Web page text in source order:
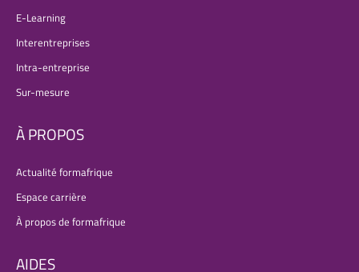
E-Learning
Interentreprises
Intra-entreprise
Sur-mesure
À PROPOS
Actualité formafrique
Espace carrière
À propos de formafrique
AIDES